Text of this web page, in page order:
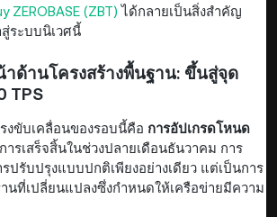
ZEROBASE (ZBT) ได้กลายเป็นสิ่งสำคัญ
ระบบนิเวศนี้
ด้านโครงสร้างพื้นฐาน: ขึ้นสู่จุด
TPS
งขับเคลื่อนของรอบนี้คือ การอัปเกรดโหนด
ารเสร็จสิ้นในช่วงปลายเดือนธันวาคม การ
ปรับปรุงแบบปกติเพียงอย่างเดียว แต่เป็นการ
นที่เปลี่ยนแปลงซึ่งกำหนดให้เครือข่ายมีความ